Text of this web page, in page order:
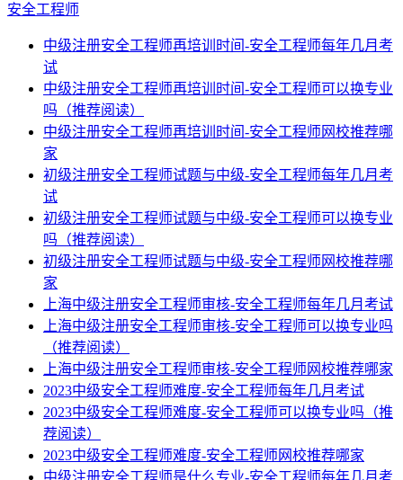
安全工程师
中级注册安全工程师再培训时间-安全工程师每年几月考
试
中级注册安全工程师再培训时间-安全工程师可以换专业
吗（推荐阅读）
中级注册安全工程师再培训时间-安全工程师网校推荐哪
家
初级注册安全工程师试题与中级-安全工程师每年几月考
试
初级注册安全工程师试题与中级-安全工程师可以换专业
吗（推荐阅读）
初级注册安全工程师试题与中级-安全工程师网校推荐哪
家
上海中级注册安全工程师审核-安全工程师每年几月考试
上海中级注册安全工程师审核-安全工程师可以换专业吗
（推荐阅读）
上海中级注册安全工程师审核-安全工程师网校推荐哪家
2023中级安全工程师难度-安全工程师每年几月考试
2023中级安全工程师难度-安全工程师可以换专业吗（推
荐阅读）
2023中级安全工程师难度-安全工程师网校推荐哪家
中级注册安全工程师是什么专业-安全工程师每年几月考